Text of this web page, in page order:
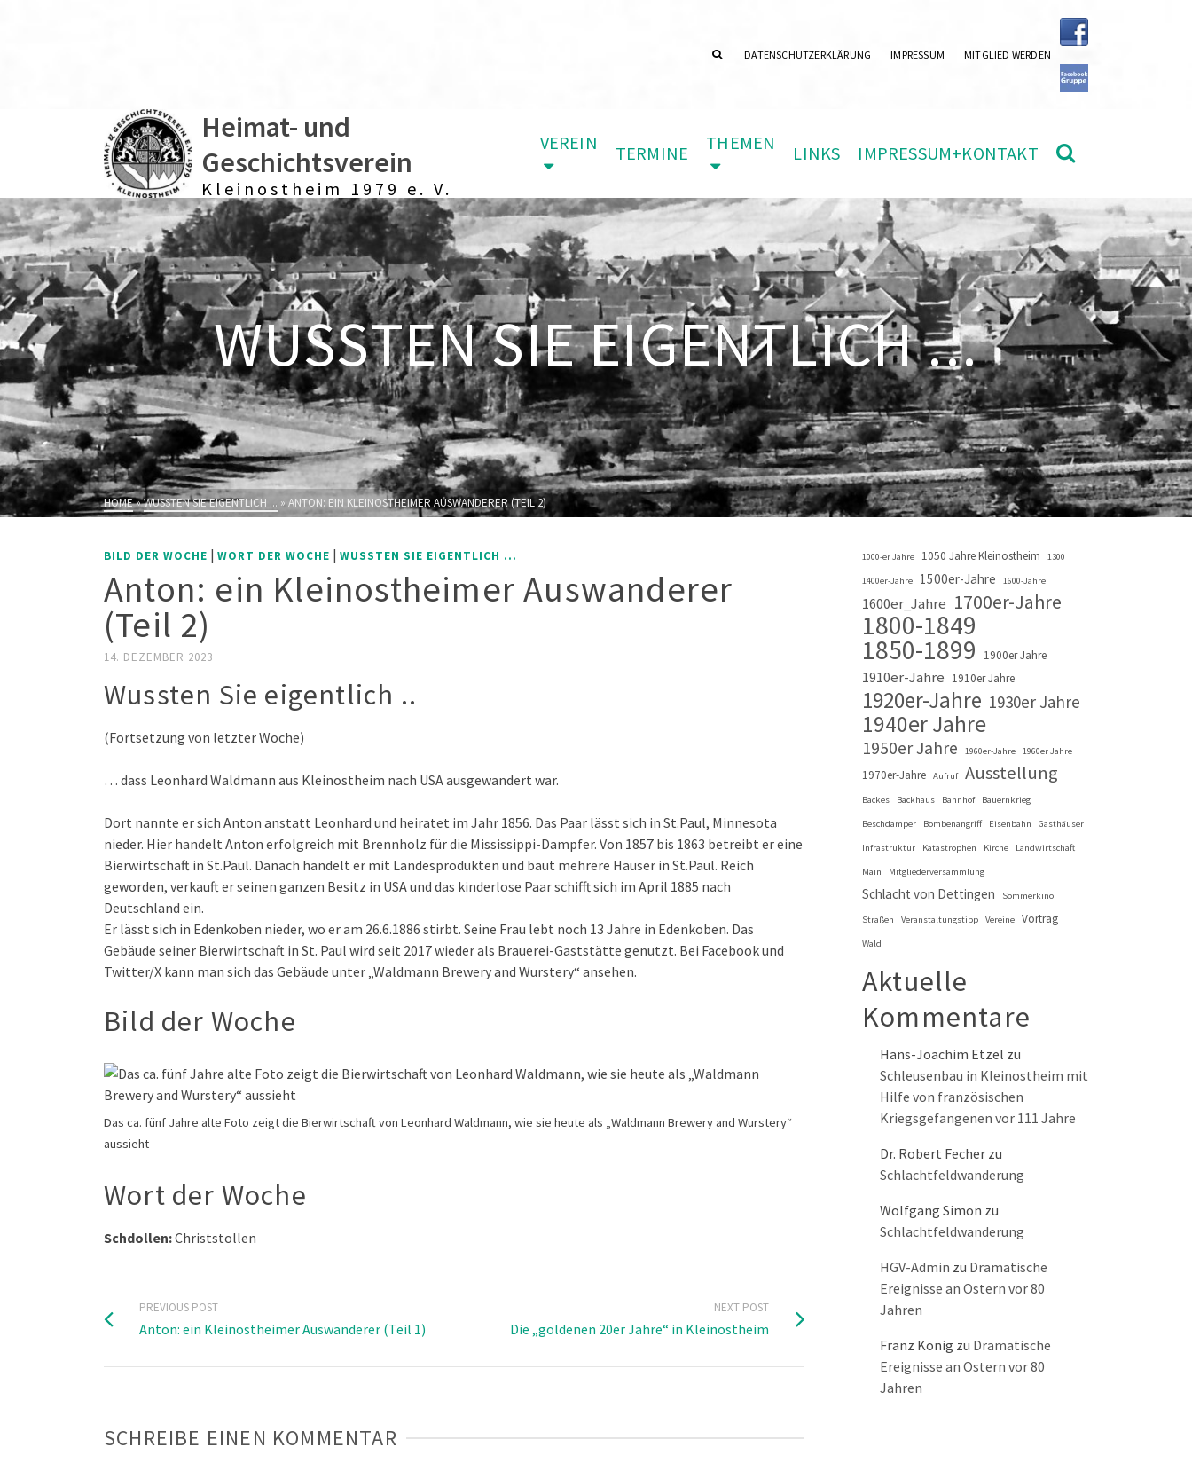
DATENSCHUTZERKLÄRUNG IMPRESSUM MITGLIED WERDEN
Heimat- und
Geschichtsverein
Kleinostheim 1979 e. V.
VEREIN TERMINE THEMEN LINKS IMPRESSUM+KONTAKT
WUSSTEN SIE EIGENTLICH ...
HOME»WUSSTEN SIE EIGENTLICH ... » ANTON: EIN KLEINOSTHEIMER AUSWANDERER (TEIL 2)
BILD DER WOCHE | WORT DER WOCHE | WUSSTEN SIE EIGENTLICH ...
Anton: ein Kleinostheimer Auswanderer
(Teil 2)
14. DEZEMBER 2023
Wussten Sie eigentlich ..
(Fortsetzung von letzter Woche)
… dass Leonhard Waldmann aus Kleinostheim nach USA ausgewandert war.
Dort nannte er sich Anton anstatt Leonhard und heiratet im Jahr 1856. Das Paar lässt sich in St.Paul, Minnesota
nieder. Hier handelt Anton erfolgreich mit Brennholz für die Mississippi-Dampfer. Von 1857 bis 1863 betreibt er eine
Bierwirtschaft in St.Paul. Danach handelt er mit Landesprodukten und baut mehrere Häuser in St.Paul. Reich
geworden, verkauft er seinen ganzen Besitz in USA und das kinderlose Paar schifft sich im April 1885 nach
Deutschland ein.
Er lässt sich in Edenkoben nieder, wo er am 26.6.1886 stirbt. Seine Frau lebt noch 13 Jahre in Edenkoben. Das
Gebäude seiner Bierwirtschaft in St. Paul wird seit 2017 wieder als Brauerei-Gaststätte genutzt. Bei Facebook und
Twitter/X kann man sich das Gebäude unter „Waldmann Brewery and Wurstery“ ansehen.
Bild der Woche
Das ca. fünf Jahre alte Foto zeigt die Bierwirtschaft von Leonhard Waldmann, wie sie heute als „Waldmann Brewery and Wurstery“
aussieht
Wort der Woche
Schdollen:Christstollen
PREVIOUS POST
Anton: ein Kleinostheimer Auswanderer (Teil 1)
NEXT POST
Die „goldenen 20er Jahre“ in Kleinostheim
SCHREIBE EINEN KOMMENTAR
1000-er Jahre 1050 Jahre Kleinostheim 1300
1400er-Jahre 1500er-Jahre 1600-Jahre
1600er_Jahre 1700er-Jahre
1800-1849
1850-1899 1900er Jahre
1910er-Jahre 1910er Jahre
1920er-Jahre 1930er Jahre
1940er Jahre
1950er Jahre 1960er-Jahre 1960er Jahre
1970er-Jahre Aufruf Ausstellung
Backes Backhaus Bahnhof Bauernkrieg
Beschdamper Bombenangriff Eisenbahn Gasthäuser
Infrastruktur Katastrophen Kirche Landwirtschaft
Main Mitgliederversammlung
Schlacht von Dettingen Sommerkino
Straßen Veranstaltungstipp Vereine Vortrag
Wald
Aktuelle
Kommentare
Hans-Joachim Etzel zu
Schleusenbau in Kleinostheim mit
Hilfe von französischen
Kriegsgefangenen vor 111 Jahre
Dr. Robert Fecher zu
Schlachtfeldwanderung
Wolfgang Simon zu
Schlachtfeldwanderung
HGV-Admin zu Dramatische
Ereignisse an Ostern vor 80
Jahren
Franz König zu Dramatische
Ereignisse an Ostern vor 80
Jahren